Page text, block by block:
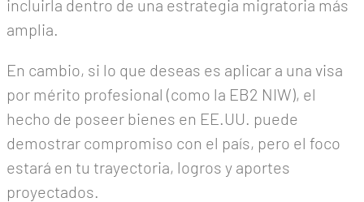
incluirla dentro de una estrategia migratoria más
amplia.
En cambio, si lo que deseas es aplicar a una visa
por mérito profesional (como la EB2 NIW), el
hecho de poseer bienes en EE.UU. puede
demostrar compromiso con el país, pero el foco
estará en tu trayectoria, logros y aportes
proyectados.